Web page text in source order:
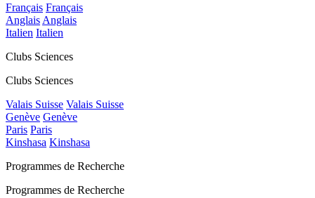
Français Français
Anglais Anglais
Italien Italien
Clubs Sciences
Clubs Sciences
Valais Suisse Valais Suisse
Genève Genève
Paris Paris
Kinshasa Kinshasa
Programmes de Recherche
Programmes de Recherche